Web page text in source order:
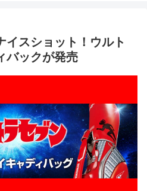
イスショット！ウルト
バックが発売